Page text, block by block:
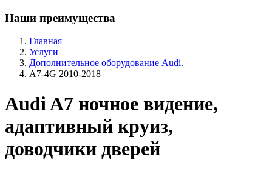
Наши преимущества
Главная
Услуги
Дополнительное оборудование Audi.
A7-4G 2010-2018
Audi A7 ночное видение,
адаптивный круиз,
доводчики дверей